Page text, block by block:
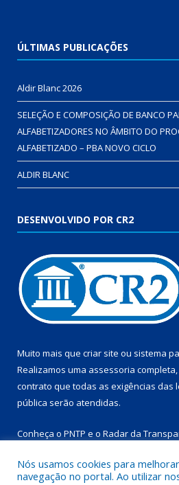
ÚLTIMAS PUBLICAÇÕES
Aldir Blanc 2026
SELEÇÃO E COMPOSIÇÃO DE BANCO
ALFABETIZADORES NO ÂMBITO DO
ALFABETIZADO – PBA NOVO CICLO
ALDIR BLANC
DESENVOLVIDO POR CR2
Muito mais que criar site ou sistema
Realizamos uma assessoria
contrato que todas as exigências das
pública serão atendidas.
Conheça o PNTP e o Radar da
Nós usamos cookies para
navegação no portal. Ao utilizar